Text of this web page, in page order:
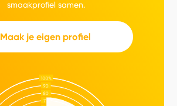
smaakprofiel samen.
Maak je eigen profiel